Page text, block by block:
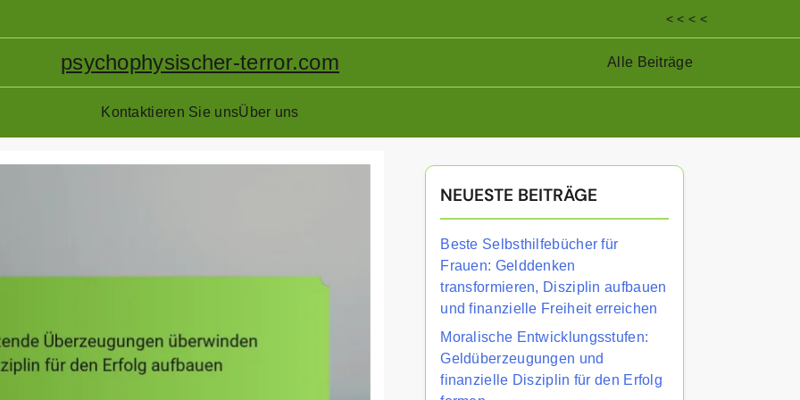
< < < <
psychophysischer-terror.com Alle Beiträge
Kontaktieren Sie unsÜber uns
NEUESTE BEITRÄGE
Beste Selbsthilfebücher für
Frauen: Gelddenken
transformieren, Disziplin aufbauen
und finanzielle Freiheit erreichen
Moralische Entwicklungsstufen:
Geldüberzeugungen und
finanzielle Disziplin für den Erfolg